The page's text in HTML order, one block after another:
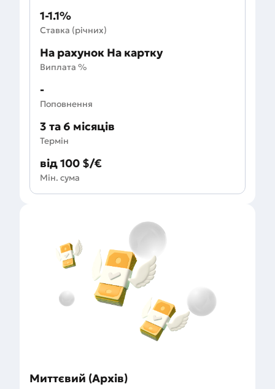
1-1.1%
Ставка (річних)
На рахунок На картку
Виплата %
-
Поповнення
3 та 6 місяців
Термін
від 100 $/€
Мін. сума
Миттєвий (Архів)